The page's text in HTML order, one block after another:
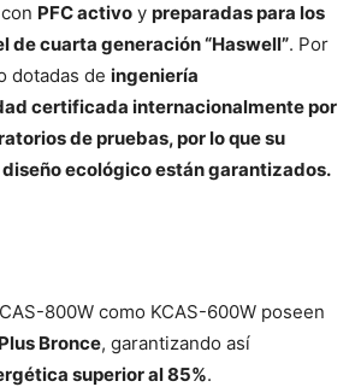
PFC activo y preparadas para los
de cuarta generación “Haswell”. Por
dotadas de ingeniería
certificada internacionalmente por
de pruebas, por lo que su
ecológico están garantizados.
800W como KCAS-600W poseen
Bronce, garantizando así
superior al 85%.